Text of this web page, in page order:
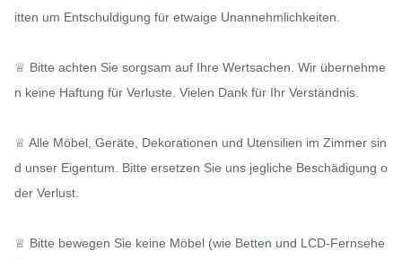
itten um Entschuldigung für etwaige Unannehmlichkeiten.
♕ Bitte achten Sie sorgsam auf Ihre Wertsachen. Wir übernehme
n keine Haftung für Verluste. Vielen Dank für Ihr Verständnis.
♕ Alle Möbel, Geräte, Dekorationen und Utensilien im Zimmer sin
d unser Eigentum. Bitte ersetzen Sie uns jegliche Beschädigung o
der Verlust.
♕ Bitte bewegen Sie keine Möbel (wie Betten und LCD-Fernsehe